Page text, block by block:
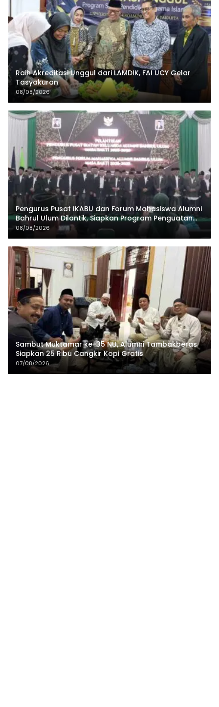
Raih Akreditasi Unggul dari LAMDIK, FAI UCY Gelar
Tasyakuran
08/08/2026
Pengurus Pusat IKABU dan Forum Mahasiswa Alumni
Bahrul Ulum Dilantik, Siapkan Program Penguatan
Organisasi dan Ekonomi
08/08/2026
Sambut Muktamar ke-35 NU, Alumni Tambakberas
Siapkan 25 Ribu Cangkir Kopi Gratis
07/08/2026